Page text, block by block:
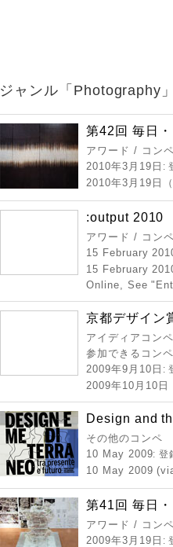
ジャンル「Photography
第42回 毎日
アワード / コン
2010年3月19日 :
2010年3月19日
:output 2010
アワード / コン
15 February
15 February
Online, See
京都デザイン
アイディアコン
参加できるコンペ
2009年9月10日 :
2009年10月10日
Design and
その他のコンペ
10 May 2009: 登
10 May 2009
第41回 毎日
アワード / コン
2009年3月19日 :